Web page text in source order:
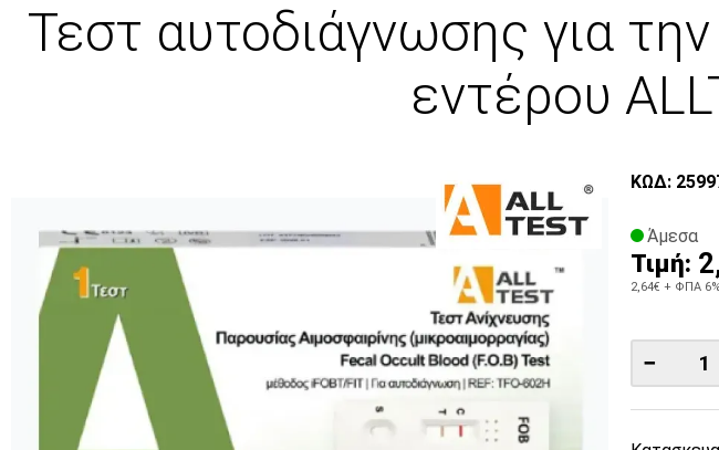
Τεστ αυτοδιάγνωσης για
εντέρου
ΚΩΔ:
Άμεσα
Τιμή:
2,64€ + ΦΠΑ 6%
−